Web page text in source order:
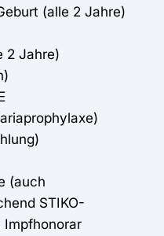
(alle 2 Jahre)
2 Jahre)
(auch
STIKO-
Impfhonorar